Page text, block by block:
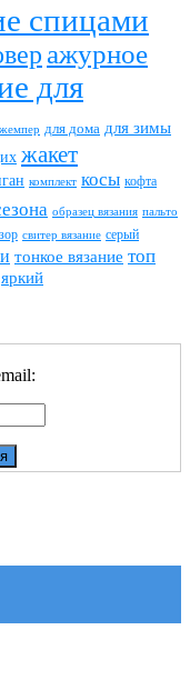
спицами
ажурное
для
для дома для зимы
жакет
комплект косы кофта
образец вязания пальто
свитер вязание серый
тонкое вязание топ
яркий